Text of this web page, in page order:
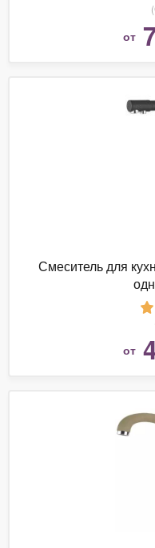
от
Смеситель для
от